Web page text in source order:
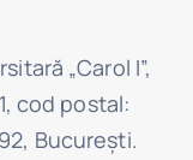
„Carol I”,
cod postal:
Bucureşti.